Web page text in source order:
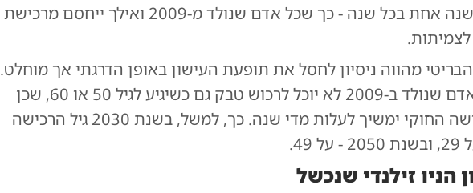
יועלה בשנה אחת בכל שנה - כך שכל אדם שנולד מ-2009 ואילך ייחסם מרכישת
לצמיתות.
מהווה ניסיון לחסל את תופעת העישון באופן הדרגתי אך מוחלט.
בפועל, אדם שנולד ב-2009 לא יוכל לרכוש טבק גם כשיגיע לגיל 50 או 60, שכן
גיל הרכישה החוקי ימשיך לעלות מדי שנה. כך, למשל, בשנת 2030 גיל הרכישה
הניו זילנדי שנכשל